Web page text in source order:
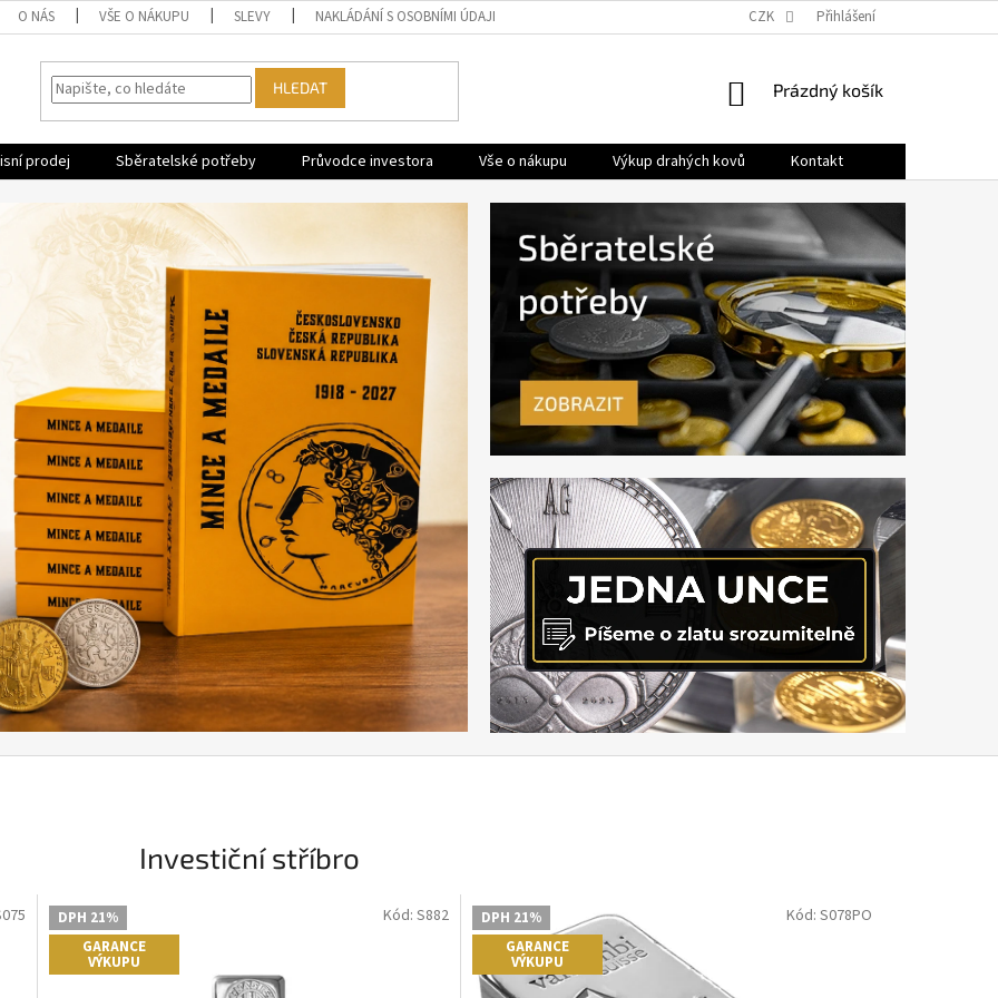
O NÁS VŠE O NÁKUPU SLEVY NAKLÁDÁNÍ S OSOBNÍMI ÚDAJI PRODÁVANÉ ZNAČKY
CZK Přihlášení
HLEDAT
NÁKUPNÍ
Prázdný košík
prodej Sběratelské potřeby Průvodce investora Vše o nákupu Výkup drahých kovů Kontakt
Investiční stříbro
DPH 21%
GARANCE
VÝKUPU
Kód: S882
DPH 21%
GARANCE
VÝKUPU
Kód: S078PO